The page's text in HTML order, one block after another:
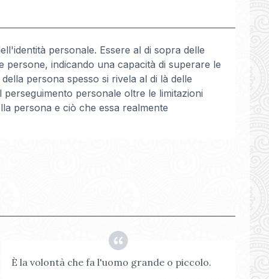
personale. Essere al di sopra delle
indicando una capacità di superare le
persona spesso si rivela al di là delle
personale oltre le limitazioni
persona e ciò che essa realmente
È la volontà che fa l'uomo grande o piccolo.